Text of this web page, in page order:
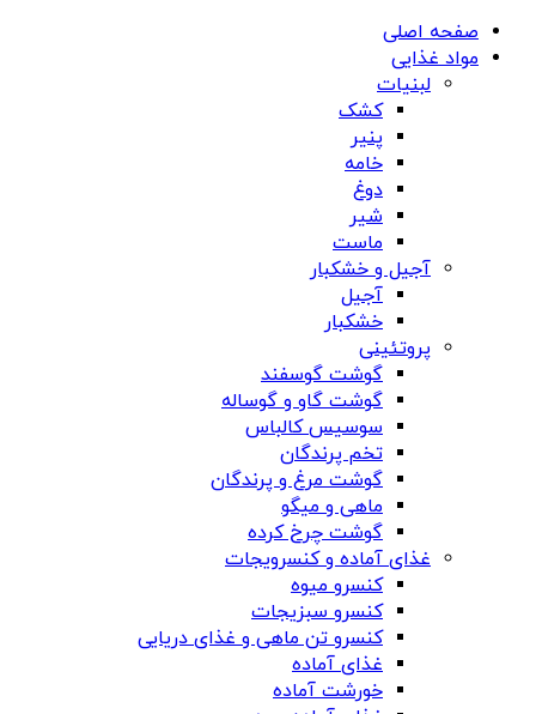
صفحه اصلی
مواد غذایی
لبنیات
کشک
پنیر
خامه
دوغ
شیر
ماست
آجیل و خشکبار
آجیل
خشکبار
پروتئینی
گوشت گوسفند
گوشت گاو و گوساله
سوسیس کالباس
تخم پرندگان
گوشت مرغ و پرندگان
ماهی و میگو
گوشت چرخ کرده
غذای آماده و کنسرویجات
کنسرو میوه
کنسرو سبزیجات
کنسرو تن ماهی و غذای دریایی
غذای آماده
خورشت آماده